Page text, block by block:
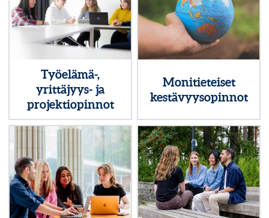
Työelämä-,
yrittäjyys- ja
projektiopinnot
Monitieteiset
kestävyysopinnot